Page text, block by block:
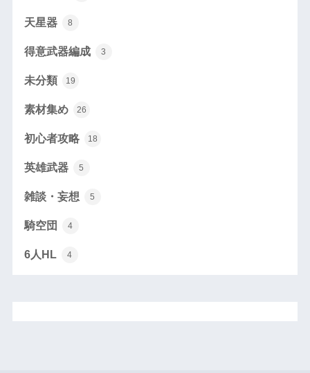
天星器 8
得意武器編成 3
未分類 19
素材集め 26
初心者攻略 18
英雄武器 5
雑談・妄想 5
騎空団 4
6人HL 4